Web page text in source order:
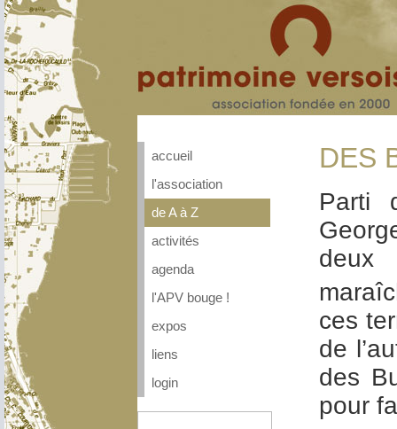
accueil
l'association
de A à Z
activités
agenda
l'APV bouge !
expos
liens
login
DES
Parti
deux
ces
de
des
pour